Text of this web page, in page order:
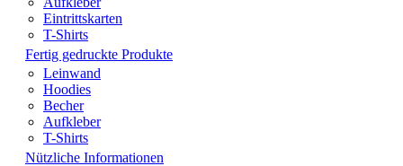
Eintrittskarten
T-Shirts
Fertig gedruckte Produkte
Leinwand
Hoodies
Becher
Aufkleber
T-Shirts
Nützliche Informationen